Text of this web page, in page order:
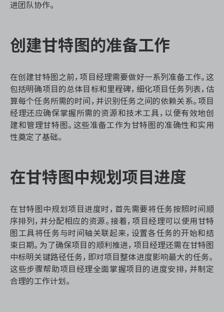
进团队协作。
创建甘特图的准备工作
在创建甘特图之前，项目经理需要做好一系列准备工作。这
包括明确项目的总体目标和里程碑，细化项目任务列表，估
算每个任务所需的时间，并识别任务之间的依赖关系。项目
经理还应确保掌握所需的资源和技术工具，以便有效地创
建和管理甘特图。这些准备工作为甘特图的准确性和实用
性奠定了基础。
在甘特图中规划项目进度
在甘特图中规划项目进度时，首先需要将任务按照时间顺
序排列，并分配相应的资源。接着，项目经理可以使用甘特
图工具将任务与时间轴关联起来，设置各任务的开始和结
束日期。为了确保项目的顺利推进，项目经理还需在甘特图
中标明关键路径任务，即对项目整体进度影响最大的任务。
这些步骤帮助项目经理全面掌握项目的进度安排，并制定
合理的工作计划。